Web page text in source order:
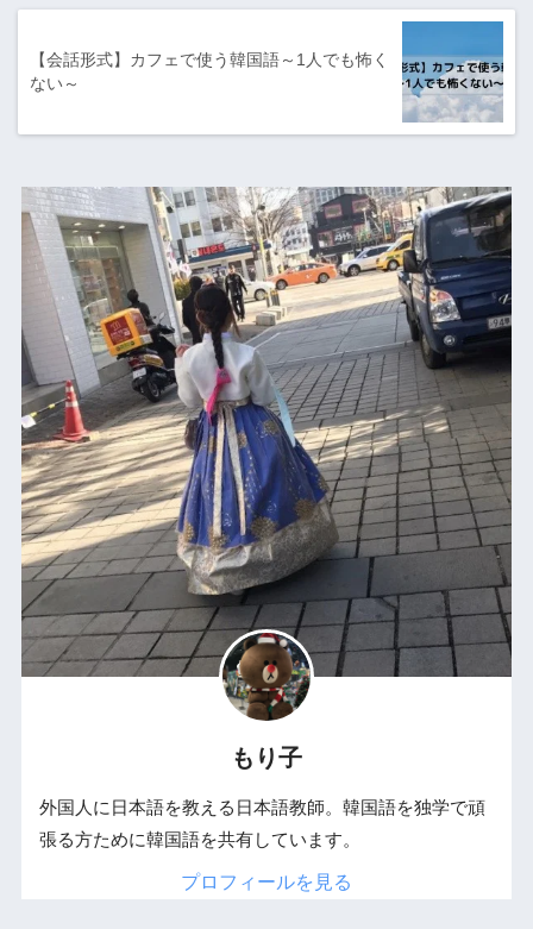
【会話形式】カフェで使う韓国語～1人でも怖く
ない～
もり子
外国人に日本語を教える日本語教師。韓国語を独学で頑
張る方ために韓国語を共有しています。
プロフィールを見る